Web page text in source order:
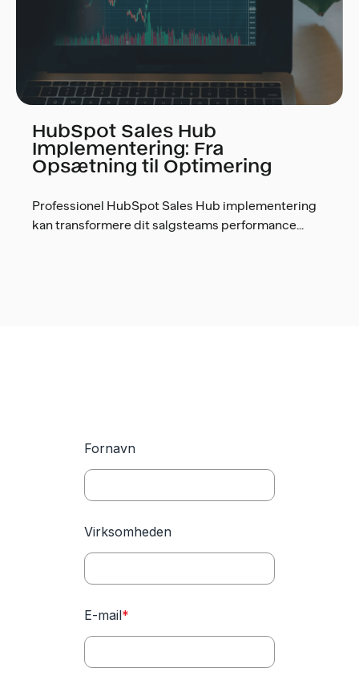
HubSpot Sales Hub
Implementering: Fra
Opsætning til Optimering
Professionel HubSpot Sales Hub implementering
kan transformere dit salgsteams performance...
Fornavn
Virksomheden
E-mail*